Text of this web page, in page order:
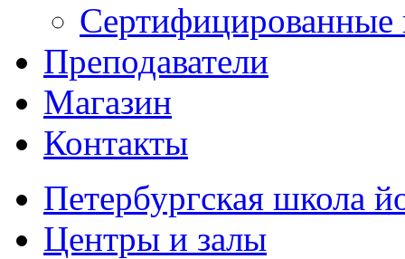
Сертифицированные
Преподаватели
Магазин
Контакты
Петербургская школа
Центры и залы